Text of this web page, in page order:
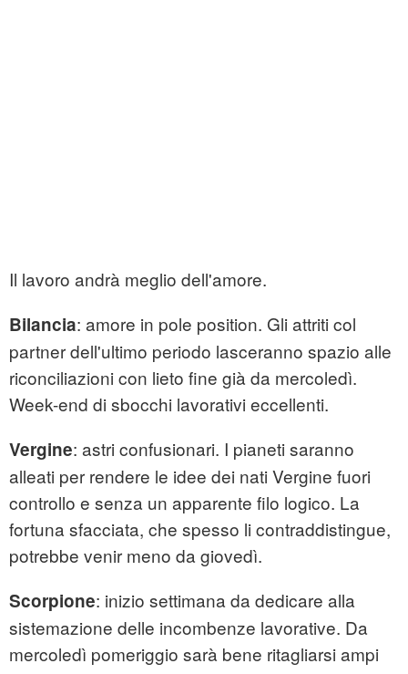
Il lavoro andrà meglio dell'amore.
Bilancia: amore in pole position. Gli attriti col
partner dell'ultimo periodo lasceranno spazio alle
riconciliazioni con lieto fine già da mercoledì.
Week-end di sbocchi lavorativi eccellenti.
Vergine: astri confusionari. I pianeti saranno
alleati per rendere le idee dei nati Vergine fuori
controllo e senza un apparente filo logico. La
fortuna sfacciata, che spesso li contraddistingue,
potrebbe venir meno da giovedì.
Scorpione: inizio settimana da dedicare alla
sistemazione delle incombenze lavorative. Da
mercoledì pomeriggio sarà bene ritagliarsi ampi